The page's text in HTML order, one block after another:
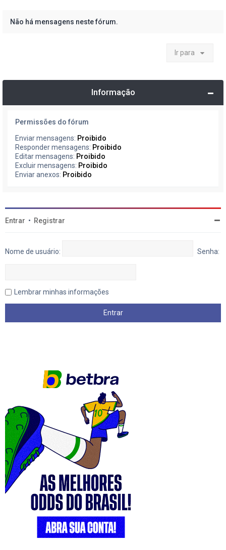
Não há mensagens neste fórum.
Ir para
Informação
Permissões do fórum
Enviar mensagens: Proibido
Responder mensagens: Proibido
Editar mensagens: Proibido
Excluir mensagens: Proibido
Enviar anexos: Proibido
Entrar • Registrar
Nome de usuário: Senha:
Lembrar minhas informações